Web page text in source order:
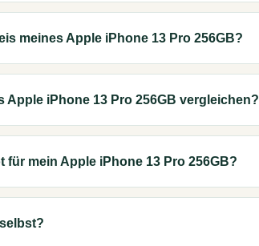
meines Apple iPhone 13 Pro 256GB?
Apple iPhone 13 Pro 256GB vergleichen?
mein Apple iPhone 13 Pro 256GB?